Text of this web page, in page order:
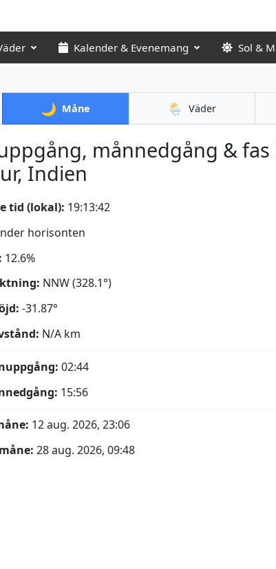
Kalender & Evenemang Sol &
🌙 Måne 🌦️ Väder
månnedgång & fas
Indien
tid (lokal): 19:13:43
horisonten
12.6%
NNW (328.1°)
-31.87°
N/A km
02:44
15:56
12 aug. 2026, 23:06
28 aug. 2026, 09:48